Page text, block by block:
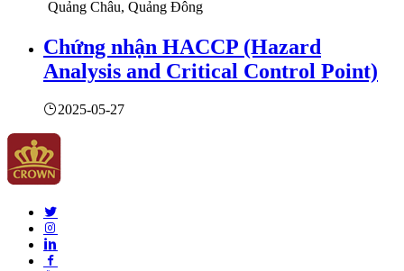
Quảng Châu, Quảng Đông
Chứng nhận HACCP (Hazard
Analysis and Critical Control Point)
2025-05-27